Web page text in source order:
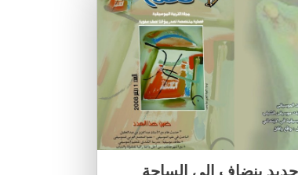
ينضاف إلى الساحة